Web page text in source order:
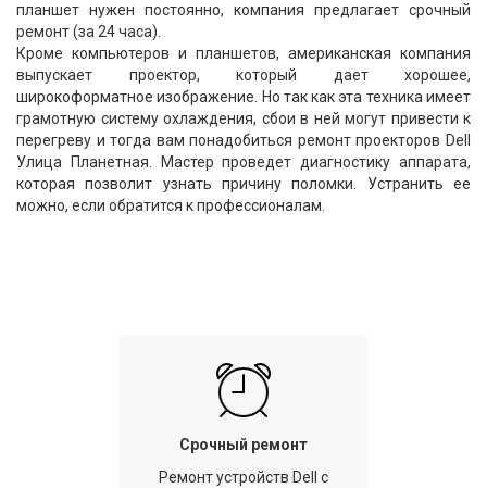
планшет нужен постоянно, компания предлагает срочный
ремонт (за 24 часа).
Кроме компьютеров и планшетов, американская компания
выпускает проектор, который дает хорошее,
широкоформатное изображение. Но так как эта техника имеет
грамотную систему охлаждения, сбои в ней могут привести к
перегреву и тогда вам понадобиться ремонт проекторов Dell
Улица Планетная. Мастер проведет диагностику аппарата,
которая позволит узнать причину поломки. Устранить ее
можно, если обратится к профессионалам.
Срочный ремонт
Ремонт устройств Dell с